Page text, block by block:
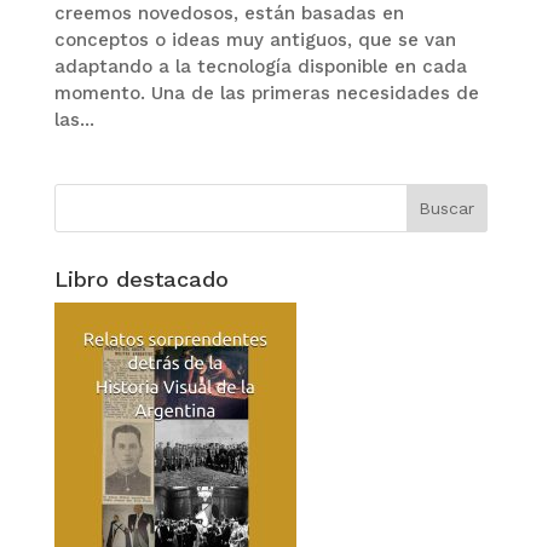
creemos novedosos, están basadas en
conceptos o ideas muy antiguos, que se van
adaptando a la tecnología disponible en cada
momento. Una de las primeras necesidades de
las...
Libro destacado